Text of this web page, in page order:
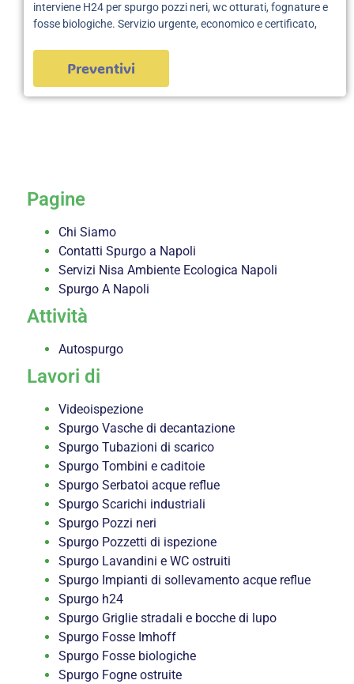
interviene H24 per spurgo pozzi neri, wc otturati, fognature e
fosse biologiche. Servizio urgente, economico e certificato,
Preventivi
Pagine
Chi Siamo
Contatti Spurgo a Napoli
Servizi Nisa Ambiente Ecologica Napoli
Spurgo A Napoli
Attività
Autospurgo
Lavori di
Videoispezione
Spurgo Vasche di decantazione
Spurgo Tubazioni di scarico
Spurgo Tombini e caditoie
Spurgo Serbatoi acque reflue
Spurgo Scarichi industriali
Spurgo Pozzi neri
Spurgo Pozzetti di ispezione
Spurgo Lavandini e WC ostruiti
Spurgo Impianti di sollevamento acque reflue
Spurgo h24
Spurgo Griglie stradali e bocche di lupo
Spurgo Fosse Imhoff
Spurgo Fosse biologiche
Spurgo Fogne ostruite